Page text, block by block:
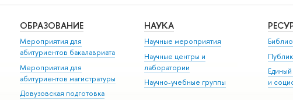
ОБРАЗОВАНИЕ
Мероприятия для
абитуриентов бакалавриата
Мероприятия для
абитуриентов магистратуры
Довузовская подготовка
НАУКА
Научные мероприятия
Научные центры и
лаборатории
Научно-учебные группы
и